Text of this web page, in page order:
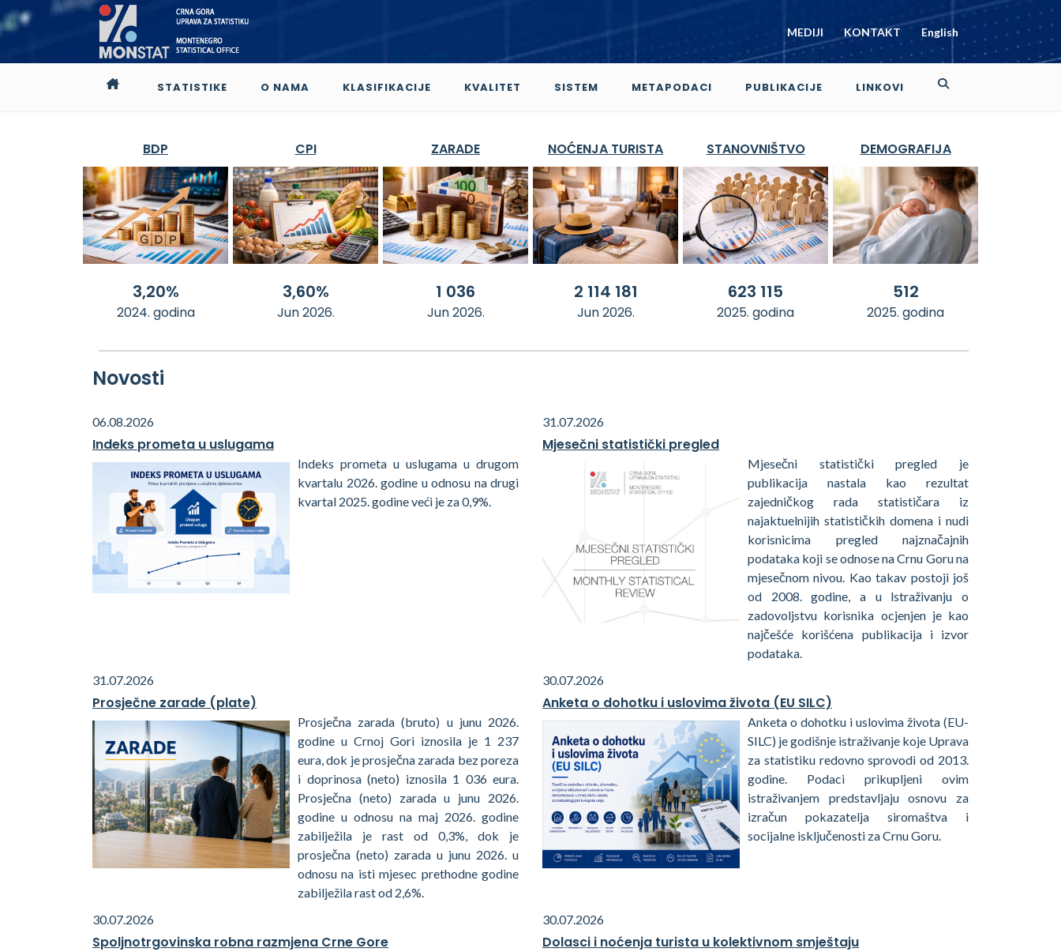
MEDIJI KONTAKT English
STATISTIKE O NAMA KLASIFIKACIJE KVALITET SISTEM METAPODACI PUBLIKACIJE LINKOVI
BDP
3,20%
2024. godina
CPI
3,60%
Jun 2026.
ZARADE
1 036
Jun 2026.
NOĆENJA TURISTA
2 114 181
Jun 2026.
STANOVNIŠTVO
623 115
2025. godina
DEMOGRAFIJA
512
2025. godina
Novosti
06.08.2026
Indeks prometa u uslugama
Indeks prometa u uslugama u drugom
kvartalu 2026. godine u odnosu na drugi
kvartal 2025. godine veći je za 0,9%.
31.07.2026
Mjesečni statistički pregled
Mjesečni statistički pregled je
publikacija nastala kao rezultat
zajedničkog rada statističara iz
najaktuelnijih statističkih domena i nudi
korisnicima pregled najznačajnih
podataka koji se odnose na Crnu Goru na
mjesečnom nivou. Kao takav postoji još
od 2008. godine, a u lstraživanju o
zadovoljstvu korisnika ocjenjen je kao
najčešće korišćena publikacija i izvor
podataka.
31.07.2026
Prosječne zarade (plate)
Prosječna zarada (bruto) u junu 2026.
godine u Crnoj Gori iznosila je 1 237
eura, dok je prosječna zarada bez poreza
i doprinosa (neto) iznosila 1 036 eura.
Prosječna (neto) zarada u junu 2026.
godine u odnosu na maj 2026. godine
zabilježila je rast od 0,3%, dok je
prosječna (neto) zarada u junu 2026. u
odnosu na isti mjesec prethodne godine
zabilježila rast od 2,6%.
30.07.2026
Anketa o dohotku i uslovima života (EU SILC)
Anketa o dohotku i uslovima života (EU-
SILC) je godišnje istraživanje koje Uprava
za statistiku redovno sprovodi od 2013.
godine. Podaci prikupljeni ovim
istraživanjem predstavljaju osnovu za
izračun pokazatelja siromaštva i
socijalne isključenosti za Crnu Goru.
30.07.2026
Spoljnotrgovinska robna razmjena Crne Gore
30.07.2026
Dolasci i noćenja turista u kolektivnom smještaju